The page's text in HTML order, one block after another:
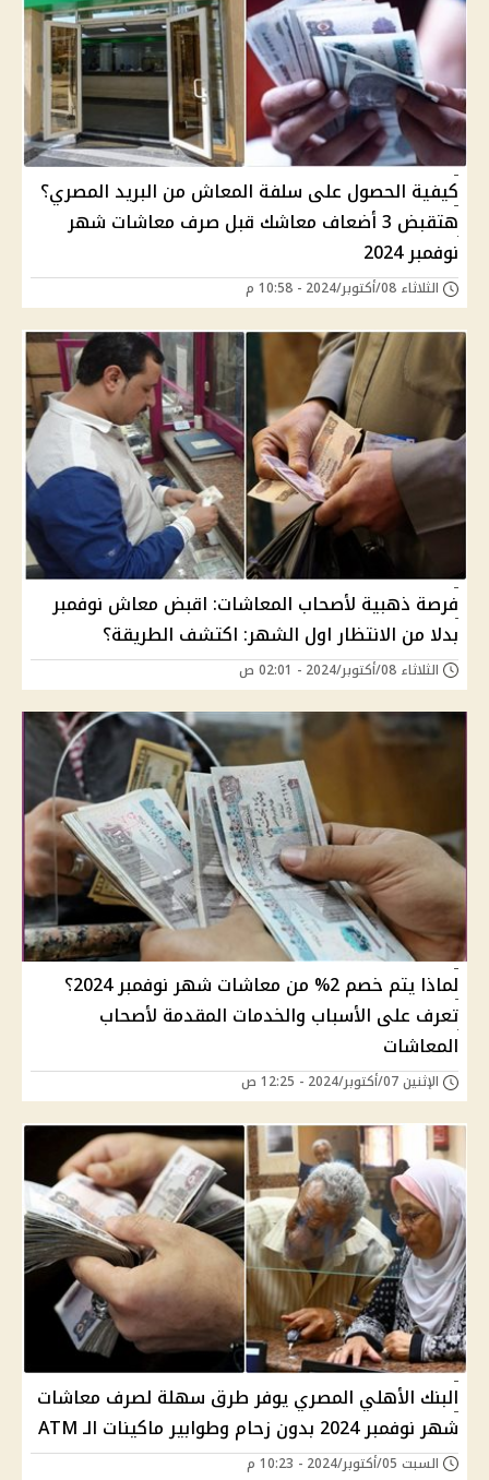
كيفية الحصول على سلفة المعاش من البريد المصري؟
هتقبض 3 أضعاف معاشك قبل صرف معاشات شهر
نوفمبر 2024
الثلاثاء 08/أكتوبر/2024 - 10:58 م
فرصة ذهبية لأصحاب المعاشات: اقبض معاش نوفمبر
بدلا من الانتظار اول الشهر: اكتشف الطريقة؟
الثلاثاء 08/أكتوبر/2024 - 02:01 ص
لماذا يتم خصم 2% من معاشات شهر نوفمبر 2024؟
تعرف على الأسباب والخدمات المقدمة لأصحاب
المعاشات
الإثنين 07/أكتوبر/2024 - 12:25 ص
البنك الأهلي المصري يوفر طرق سهلة لصرف معاشات
شهر نوفمبر 2024 بدون زحام وطوابير ماكينات الـ ATM
السبت 05/أكتوبر/2024 - 10:23 م